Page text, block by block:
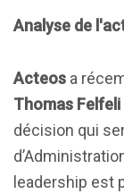
Analyse de
Acteos a
Thomas Felfeli
décision qui
leadership est